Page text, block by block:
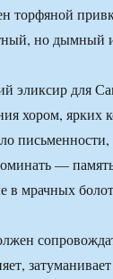
торфяной
но дымный
эликсир для
хором, ярких
—
в мрачных